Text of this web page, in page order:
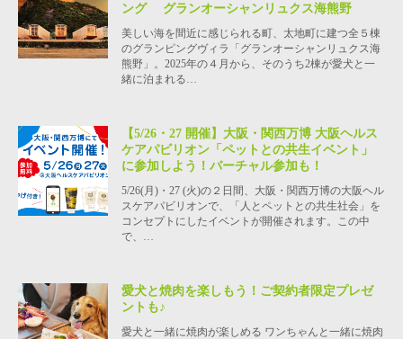
ング グランオーシャンリュクス海熊野
美しい海を間近に感じられる町、太地町に建つ全５棟
のグランピングヴィラ「グランオーシャンリュクス海
熊野」。2025年の４月から、そのうち2棟が愛犬と一
緒に泊まれる…
【5/26・27 開催】大阪・関西万博 大阪ヘルス
ケアパビリオン「ペットとの共生イベント」
に参加しよう！バーチャル参加も！
5/26(月)・27 (火)の２日間、大阪・関西万博の大阪ヘル
スケアパビリオンで、「人とペットとの共生社会」を
コンセプトにしたイベントが開催されます。この中
で、…
愛犬と焼肉を楽しもう！ご契約者限定プレゼ
ントも♪
愛犬と一緒に焼肉が楽しめる ワンちゃんと一緒に焼肉